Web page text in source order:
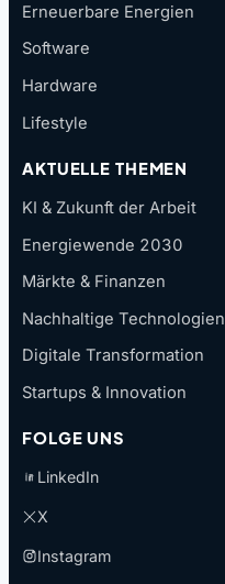
Erneuerbare Energien
Software
Hardware
Lifestyle
AKTUELLE THEMEN
KI & Zukunft der Arbeit
Energiewende 2030
Märkte & Finanzen
Nachhaltige Technologien
Digitale Transformation
Startups & Innovation
FOLGE UNS
LinkedIn
X
Instagram